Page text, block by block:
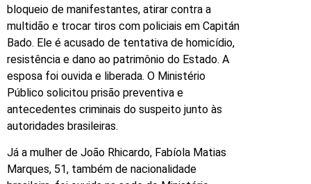
bloqueio de manifestantes, atirar contra a
multidão e trocar tiros com policiais em Capitán
Bado. Ele é acusado de tentativa de homicídio,
resistência e dano ao patrimônio do Estado. A
esposa foi ouvida e liberada. O Ministério
Público solicitou prisão preventiva e
antecedentes criminais do suspeito junto às
autoridades brasileiras.
Já a mulher de João Rhicardo, Fabíola Matias
Marques, 51, também de nacionalidade